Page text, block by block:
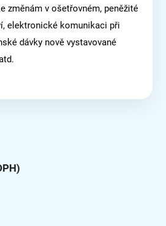
změnám v ošetřovném, peněžité
elektronické komunikaci při
dávky nově vystavované